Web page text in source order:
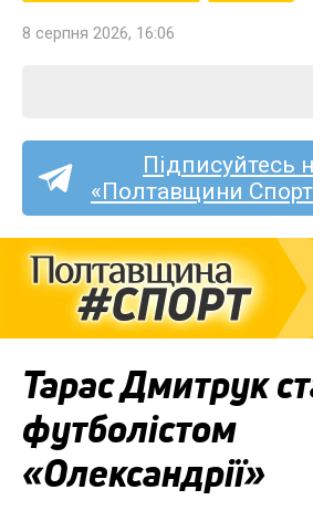
8 серпня 2026, 16:06
Підписуйтесь
«Полтавщини
Тарас Дмитрук
футболістом
«Олександрії»